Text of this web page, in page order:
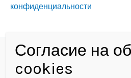
конфиденциальности
Политика